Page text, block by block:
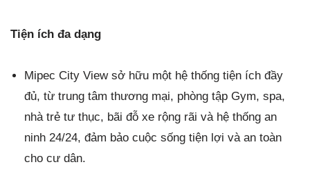
Tiện ích đa dạng
Mipec City View sở hữu một hệ thống tiện ích đầy
đủ, từ trung tâm thương mại, phòng tập Gym, spa,
nhà trẻ tư thục, bãi đỗ xe rộng rãi và hệ thống an
ninh 24/24, đảm bảo cuộc sống tiện lợi và an toàn
cho cư dân.